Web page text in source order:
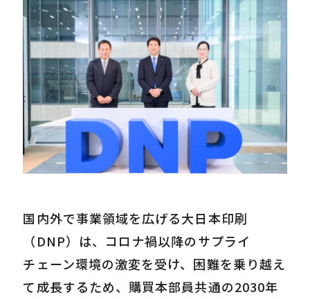
EN
サイト内検索
Contact
国内外で事業領域を広げる大日本印刷
（DNP）は、コロナ禍以降のサプライ
チェーン環境の激変を受け、困難を乗り越え
て成長するため、購買本部員共通の2030年